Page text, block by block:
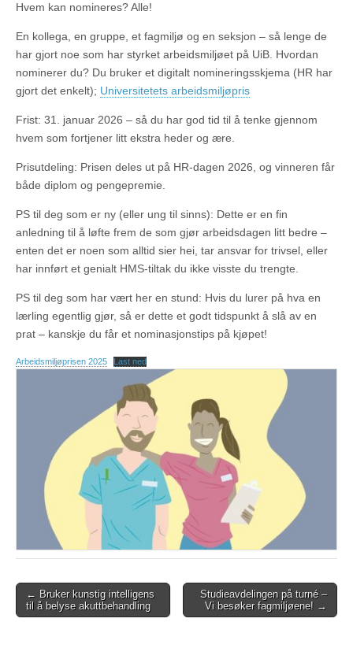
Hvem kan nomineres? Alle!
En kollega, en gruppe, et fagmiljø og en seksjon – så lenge de
har gjort noe som har styrket arbeidsmiljøet på UiB. Hvordan
nominerer du? Du bruker et digitalt nomineringsskjema (HR har
gjort det enkelt); Universitetets arbeidsmiljøpris
Frist: 31. januar 2026 – så du har god tid til å tenke gjennom
hvem som fortjener litt ekstra heder og ære.
Prisutdeling: Prisen deles ut på HR-dagen 2026, og vinneren får
både diplom og pengepremie.
PS til deg som er ny (eller ung til sinns): Dette er en fin
anledning til å løfte frem de som gjør arbeidsdagen litt bedre –
enten det er noen som alltid sier hei, tar ansvar for trivsel, eller
har innført et genialt HMS-tiltak du ikke visste du trengte.
PS til deg som har vært her en stund: Hvis du lurer på hva en
lærling egentlig gjør, så er dette et godt tidspunkt å slå av en
prat – kanskje du får et nominasjonstips på kjøpet!
Arbeidsmiljøprisen 2025 Last ned
Post
navigation
← Bruker kunstig intelligens
til å belyse akuttbehandling
Studieavdelingen på turné –
Vi besøker fagmiljøene! →